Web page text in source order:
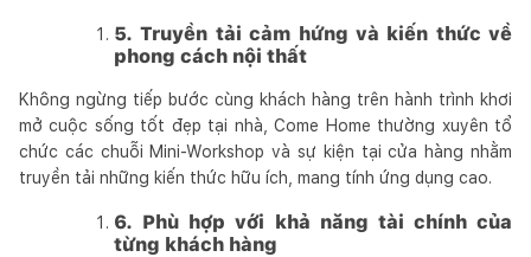
5. Truyền tải cảm hứng và kiến thức về
phong cách nội thất
Không ngừng tiếp bước cùng khách hàng trên hành trình khơi
mở cuộc sống tốt đẹp tại nhà, Come Home thường xuyên tổ
chức các chuỗi Mini-Workshop và sự kiện tại cửa hàng nhằm
truyền tải những kiến thức hữu ích, mang tính ứng dụng cao.
6. Phù hợp với khả năng tài chính của
từng khách hàng